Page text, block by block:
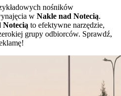
nośników
w Nakle nad Notecią.
Notecią to efektywne narzędzie,
grupy odbiorców. Sprawdź,